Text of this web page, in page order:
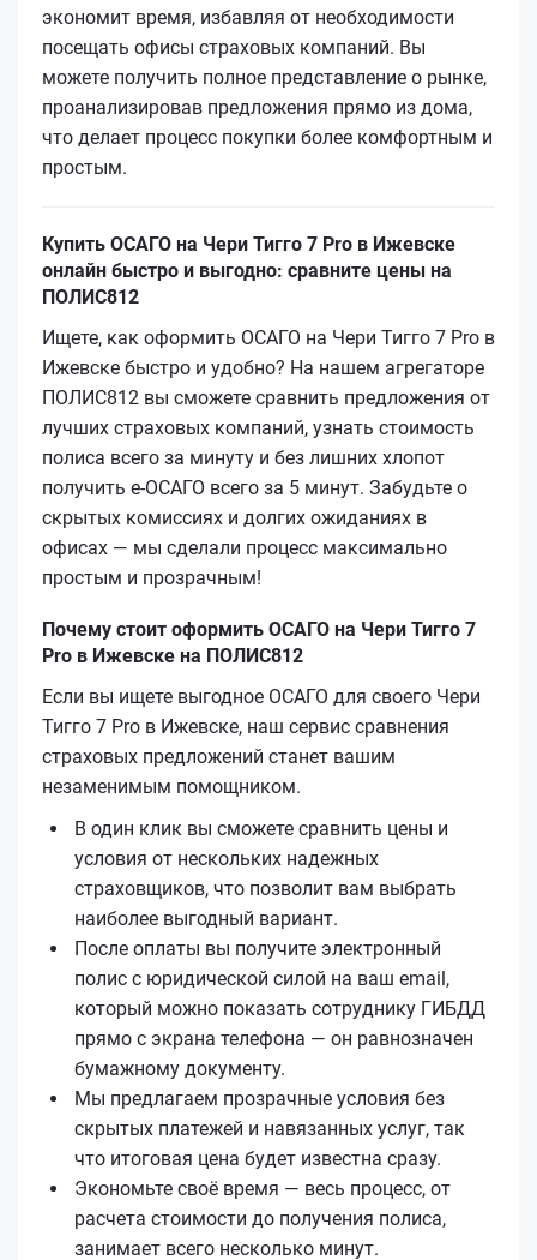
экономит время, избавляя от необходимости
посещать офисы страховых компаний. Вы
можете получить полное представление о рынке,
проанализировав предложения прямо из дома,
что делает процесс покупки более комфортным и
простым.
Купить ОСАГО на Чери Тигго 7 Pro в Ижевске
онлайн быстро и выгодно: сравните цены на
ПОЛИС812
Ищете, как оформить ОСАГО на Чери Тигго 7 Pro в
Ижевске быстро и удобно? На нашем агрегаторе
ПОЛИС812 вы сможете сравнить предложения от
лучших страховых компаний, узнать стоимость
полиса всего за минуту и без лишних хлопот
получить е‑ОСАГО всего за 5 минут. Забудьте о
скрытых комиссиях и долгих ожиданиях в
офисах — мы сделали процесс максимально
простым и прозрачным!
Почему стоит оформить ОСАГО на Чери Тигго 7
Pro в Ижевске на ПОЛИС812
Если вы ищете выгодное ОСАГО для своего Чери
Тигго 7 Pro в Ижевске, наш сервис сравнения
страховых предложений станет вашим
незаменимым помощником.
В один клик вы сможете сравнить цены и
условия от нескольких надежных
страховщиков, что позволит вам выбрать
наиболее выгодный вариант.
После оплаты вы получите электронный
полис с юридической силой на ваш email,
который можно показать сотруднику ГИБДД
прямо с экрана телефона — он равнозначен
бумажному документу.
Мы предлагаем прозрачные условия без
скрытых платежей и навязанных услуг, так
что итоговая цена будет известна сразу.
Экономьте своё время — весь процесс, от
расчета стоимости до получения полиса,
занимает всего несколько минут.